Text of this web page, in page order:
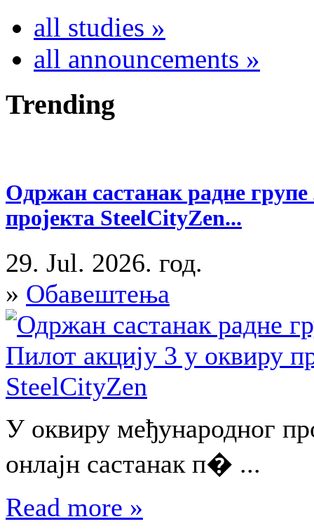
all studies »
all announcements »
Trending
Одржан састанак радне
пројекта SteelCityZen...
29. Jul. 2026. год.
» Обавештења
У оквиру међународног
онлајн састанак п� ...
Read more »